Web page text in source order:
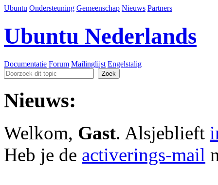
Ubuntu Ondersteuning Gemeenschap Nieuws Partners
Ubuntu Nederlands
Documentatie Forum Mailinglijst Engelstalig
Nieuws:
Welkom, Gast. Alsjeblieft
Heb je de activerings-mail